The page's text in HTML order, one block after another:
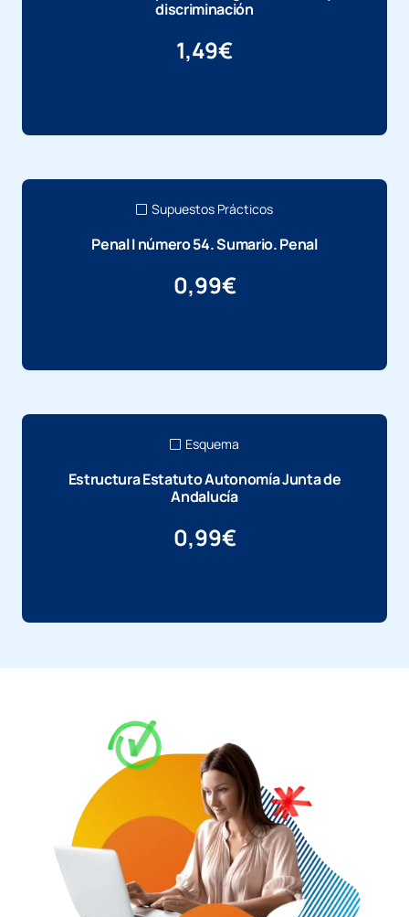
discriminación
1,49€
Supuestos Prácticos
Penal I número 54. Sumario. Penal
0,99€
Esquema
Estructura Estatuto Autonomía Junta de
Andalucía
0,99€